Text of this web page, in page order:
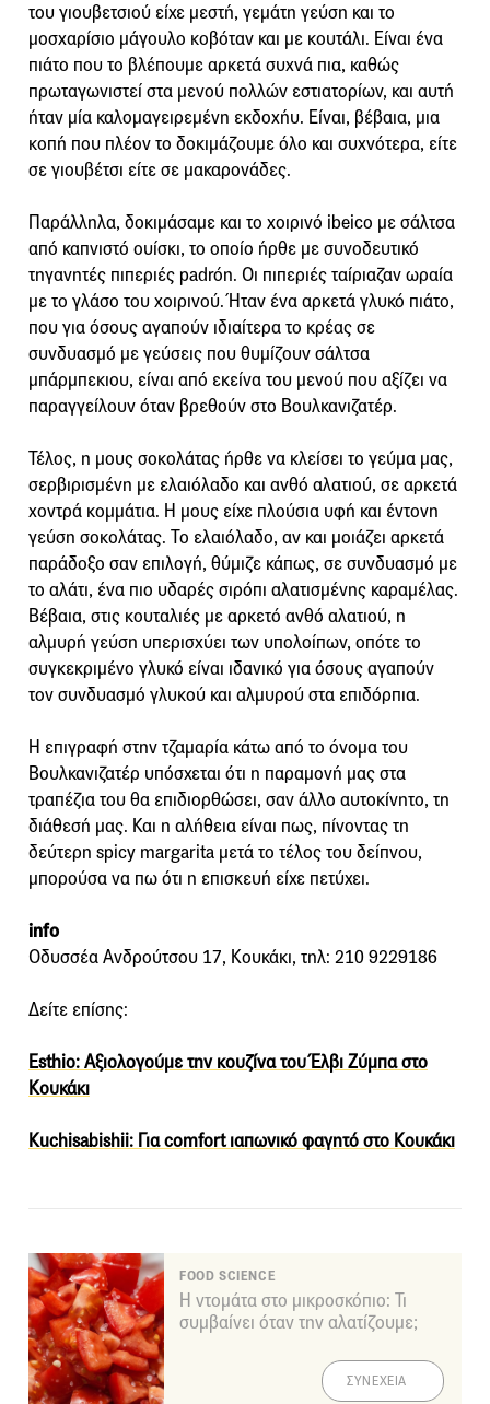
του γιουβετσιού είχε μεστή, γεμάτη γεύση και το
μοσχαρίσιο μάγουλο κοβόταν και με κουτάλι. Είναι ένα
πιάτο που το βλέπουμε αρκετά συχνά πια, καθώς
πρωταγωνιστεί στα μενού πολλών εστιατορίων, και αυτή
ήταν μία καλομαγειρεμένη εκδοχήυ. Είναι, βέβαια, μια
κοπή που πλέον το δοκιμάζουμε όλο και συχνότερα, είτε
σε γιουβέτσι είτε σε μακαρονάδες.
Παράλληλα, δοκιμάσαμε και το χοιρινό ibeico με σάλτσα
από καπνιστό ουίσκι, το οποίο ήρθε με συνοδευτικό
τηγανητές πιπεριές padrón. Οι πιπεριές ταίριαζαν ωραία
με το γλάσο του χοιρινού. Ήταν ένα αρκετά γλυκό πιάτο,
που για όσους αγαπούν ιδιαίτερα το κρέας σε
συνδυασμό με γεύσεις που θυμίζουν σάλτσα
μπάρμπεκιου, είναι από εκείνα του μενού που αξίζει να
παραγγείλουν όταν βρεθούν στο Βουλκανιζατέρ.
Τέλος, η μους σοκολάτας ήρθε να κλείσει το γεύμα μας,
σερβιρισμένη με ελαιόλαδο και ανθό αλατιού, σε αρκετά
χοντρά κομμάτια. Η μους είχε πλούσια υφή και έντονη
γεύση σοκολάτας. Το ελαιόλαδο, αν και μοιάζει αρκετά
παράδοξο σαν επιλογή, θύμιζε κάπως, σε συνδυασμό με
το αλάτι, ένα πιο υδαρές σιρόπι αλατισμένης καραμέλας.
Βέβαια, στις κουταλιές με αρκετό ανθό αλατιού, η
αλμυρή γεύση υπερισχύει των υπολοίπων, οπότε το
συγκεκριμένο γλυκό είναι ιδανικό για όσους αγαπούν
τον συνδυασμό γλυκού και αλμυρού στα επιδόρπια.
Η επιγραφή στην τζαμαρία κάτω από το όνομα του
Βουλκανιζατέρ υπόσχεται ότι η παραμονή μας στα
τραπέζια του θα επιδιορθώσει, σαν άλλο αυτοκίνητο, τη
διάθεσή μας. Και η αλήθεια είναι πως, πίνοντας τη
δεύτερη spicy margarita μετά το τέλος του δείπνου,
μπορούσα να πω ότι η επισκευή είχε πετύχει.
info
Οδυσσέα Ανδρούτσου 17, Κουκάκι, τηλ: 210 9229186
Δείτε επίσης:
Esthio: Αξιολογούμε την κουζίνα του Έλβι Ζύμπα στο
Κουκάκι
Kuchisabishii: Για comfort ιαπωνικό φαγητό στο Κουκάκι
FOOD SCIENCE
Η ντομάτα στο μικροσκόπιο: Τι
συμβαίνει όταν την αλατίζουμε;
ΣΥΝΕΧΕΙΑ